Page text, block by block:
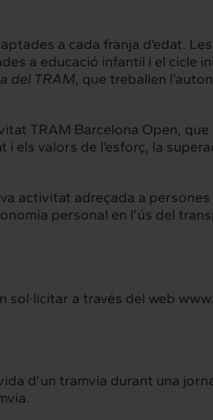
a cada franja d’edat.
a educació infantil i el cicle
del TRAM, que treballen
TRAM Barcelona Open,
valors de l’esforç, la
activitat adreçada a
personal en l’ús del
a través del web
d’un tramvia durant una